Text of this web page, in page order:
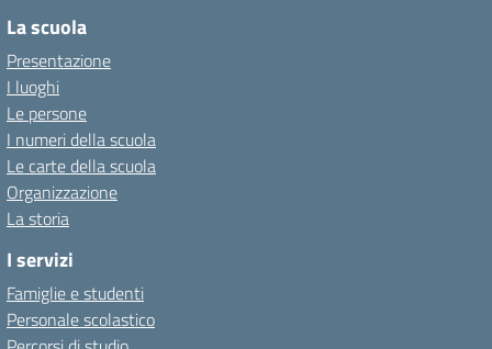
La scuola
Presentazione
I luoghi
Le persone
I numeri della scuola
Le carte della scuola
Organizzazione
La storia
I servizi
Famiglie e studenti
Personale scolastico